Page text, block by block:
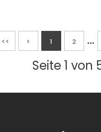
<< < 1 2 ...
Seite 1 von